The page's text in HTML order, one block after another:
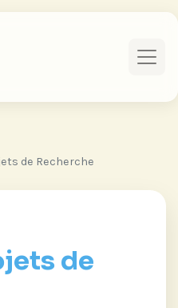
de Recherche
de